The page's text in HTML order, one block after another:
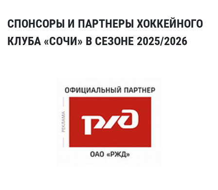
СПОНСОРЫ И ПАРТНЕРЫ ХОККЕЙНОГО
КЛУБА «СОЧИ» В СЕЗОНЕ 2025/2026